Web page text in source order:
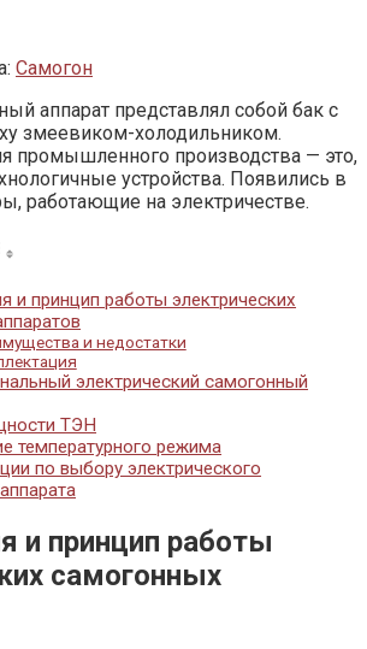
Самогон
ный аппарат представлял собой бак с
змеевиком-холодильником.
промышленного производства — это,
устройства. Появились в
работающие на электричестве.
и принцип работы электрических
и недостатки
электрический самогонный
ТЭН
температурного режима
по выбору электрического
и принцип работы
самогонных